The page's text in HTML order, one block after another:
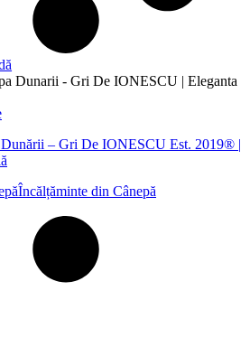
Acest
are
mai
variații.
Dunării – Gri De IONESCU Est. 2019® |
Încălțăminte din Cânepă